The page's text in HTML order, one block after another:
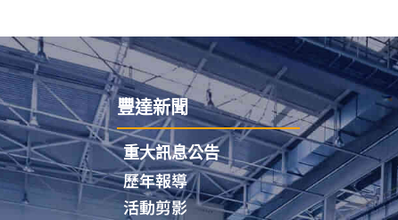
豐達新聞
重大訊息公告
歷年報導
活動剪影